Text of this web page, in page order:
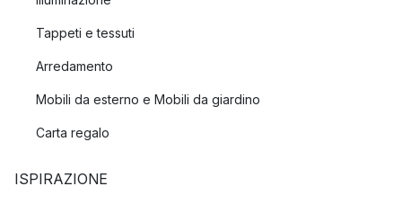
Tappeti e tessuti
Arredamento
Mobili da esterno e Mobili da giardino
Carta regalo
ISPIRAZIONE